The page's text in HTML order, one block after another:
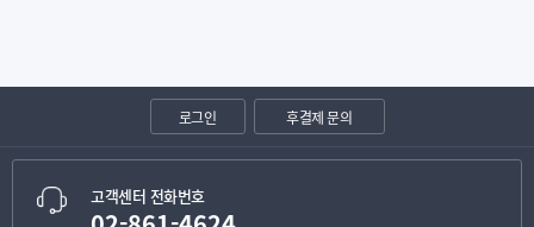
로그인 후결제 문의
고객센터 전화번호